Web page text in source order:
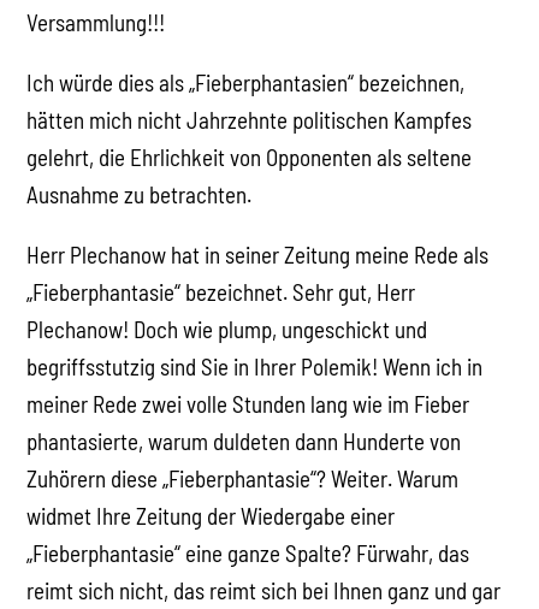
Versammlung!!!
Ich würde dies als „Fieberphantasien“ bezeichnen,
hätten mich nicht Jahrzehnte politischen Kampfes
gelehrt, die Ehrlichkeit von Opponenten als seltene
Ausnahme zu betrachten.
Herr Plechanow hat in seiner Zeitung meine Rede als
„Fieberphantasie“ bezeichnet. Sehr gut, Herr
Plechanow! Doch wie plump, ungeschickt und
begriffsstutzig sind Sie in Ihrer Polemik! Wenn ich in
meiner Rede zwei volle Stunden lang wie im Fieber
phantasierte, warum duldeten dann Hunderte von
Zuhörern diese „Fieberphantasie“? Weiter. Warum
widmet Ihre Zeitung der Wiedergabe einer
„Fieberphantasie“ eine ganze Spalte? Fürwahr, das
reimt sich nicht, das reimt sich bei Ihnen ganz und gar